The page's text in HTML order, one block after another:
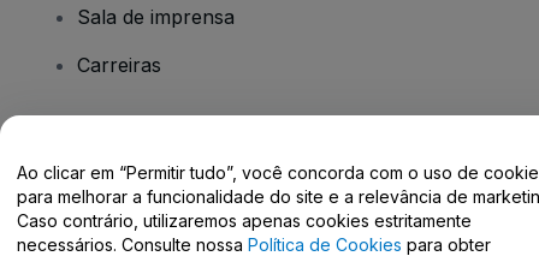
Sala de imprensa
Carreiras
Centro de Ajuda / Fale Conosco
Ao clicar em “Permitir tudo”, você concorda com o uso de
para melhorar a funcionalidade do site e a relevância de
Caso contrário, utilizaremos apenas cookies estritamente
necessários. Consulte nossa Política de Cookies para obter